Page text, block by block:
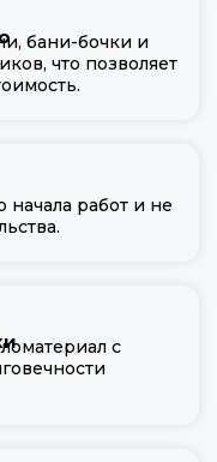
бани-бочки и
что позволяет
начала работ и не
с